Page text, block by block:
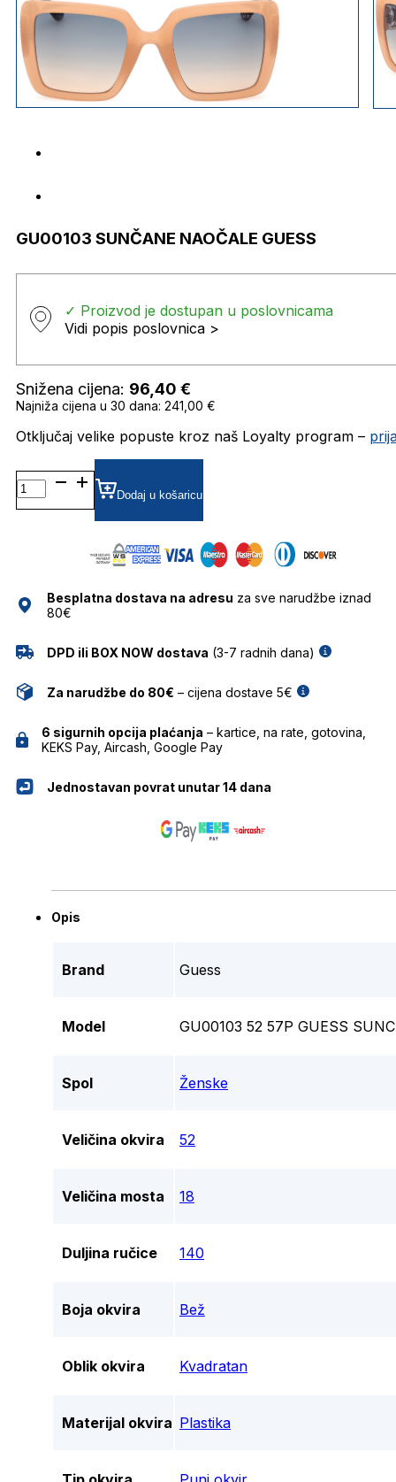
GU00103 SUNČANE NAOČALE GUESS
✓ Proizvod je dostupan u poslovnicama
Vidi popis poslovnica >
Snižena cijena: 96,40 €
Najniža cijena u 30 dana: 241,00 €
Otključaj velike popuste kroz naš Loyalty program –
GU00103 SUNČANE
NAOČALE
GUESS
Dodaj u košaricu
Besplatna dostava na adresu za sve narudžbe iznad
80€
DPD ili BOX NOW dostava (3-7 radnih dana)
Za narudžbe do 80€ – cijena dostave 5€
6 sigurnih opcija plaćanja – kartice, na rate, gotovina,
KEKS Pay, Aircash, Google Pay
Jednostavan povrat unutar 14 dana
Opis
Brand Guess
Model GU00103 52 57P GUESS
Spol Ženske
Veličina okvira 52
Veličina mosta 18
Duljina ručice 140
Boja okvira Bež
Oblik okvira Kvadratan
Materijal okvira Plastika